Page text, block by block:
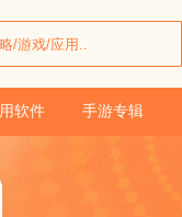
软件 手游专辑